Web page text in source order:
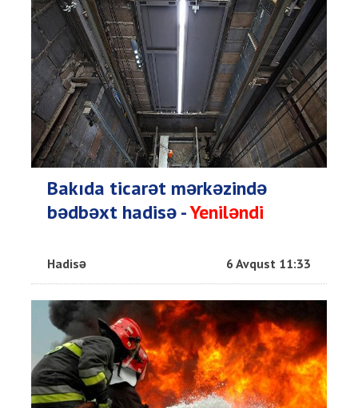
Bakıda ticarət mərkəzində
bədbəxt hadisə -Yeniləndi
Hadisə 6 Avqust 11:33